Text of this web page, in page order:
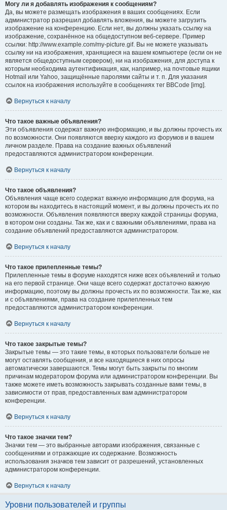
Могу ли я добавлять изображения к сообщениям?
Да, вы можете размещать изображения в ваших сообщениях. Если
администратор разрешил добавлять вложения, вы можете загрузить
изображение на конференцию. Если нет, вы должны указать ссылку на
изображение, сохранённое на общедоступном веб-сервере. Пример
ссылки: http://www.example.com/my-picture.gif. Вы не можете указывать
ссылку ни на изображения, хранящиеся на вашем компьютере (если он не
является общедоступным сервером), ни на изображения, для доступа к
которым необходима аутентификация, как, например, на почтовые ящики
Hotmail или Yahoo, защищённые паролями сайты и т. п. Для указания
ссылок на изображения используйте в сообщениях тег BBCode [img].
Вернуться к началу
Что такое важные объявления?
Эти объявления содержат важную информацию, и вы должны прочесть их
по возможности. Они появляются вверху каждого из форумов и в вашем
личном разделе. Права на создание важных объявлений
предоставляются администратором конференции.
Вернуться к началу
Что такое объявления?
Объявления чаще всего содержат важную информацию для форума, на
котором вы находитесь в настоящий момент, и вы должны прочесть их по
возможности. Объявления появляются вверху каждой страницы форума,
в котором они созданы. Так же, как и с важными объявлениями, права на
создание объявлений предоставляются администратором.
Вернуться к началу
Что такое прилепленные темы?
Прилепленные темы в форуме находятся ниже всех объявлений и только
на его первой странице. Они чаще всего содержат достаточно важную
информацию, поэтому вы должны прочесть их по возможности. Так же, как
и с объявлениями, права на создание прилепленных тем
предоставляются администратором конференции.
Вернуться к началу
Что такое закрытые темы?
Закрытые темы — это такие темы, в которых пользователи больше не
могут оставлять сообщения, и все находящиеся в них опросы
автоматически завершаются. Темы могут быть закрыты по многим
причинам модератором форума или администратором конференции. Вы
также можете иметь возможность закрывать созданные вами темы, в
зависимости от прав, предоставленных вам администратором
конференции.
Вернуться к началу
Что такое значки тем?
Значки тем — это выбранные авторами изображения, связанные с
сообщениями и отражающие их содержание. Возможность
использования значков тем зависит от разрешений, установленных
администратором конференции.
Вернуться к началу
Уровни пользователей и группы